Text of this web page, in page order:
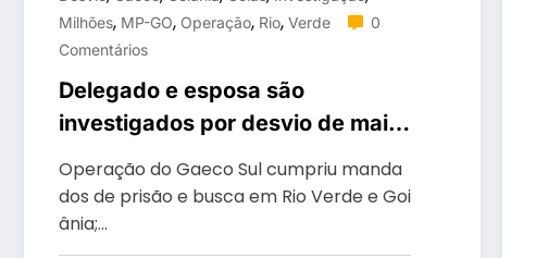
Milhões, MP-GO, Operação, Rio, Verde
0
Comentários
Delegado e esposa são
investigados por desvio de mais
de R$ 2 milhões em Goiás
Operação do Gaeco Sul cumpriu manda
dos de prisão e busca em Rio Verde e Goi
ânia;…